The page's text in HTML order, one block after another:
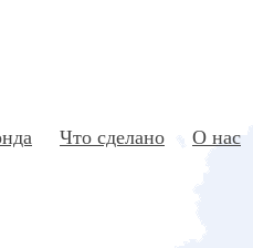
Что сделано О нас